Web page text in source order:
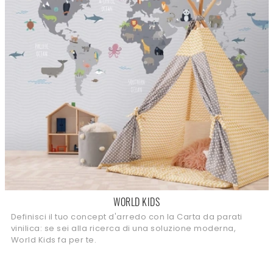
WORLD KIDS
Definisci il tuo concept d'arredo con la Carta da parati
vinilica: se sei alla ricerca di una soluzione moderna,
World Kids fa per te.